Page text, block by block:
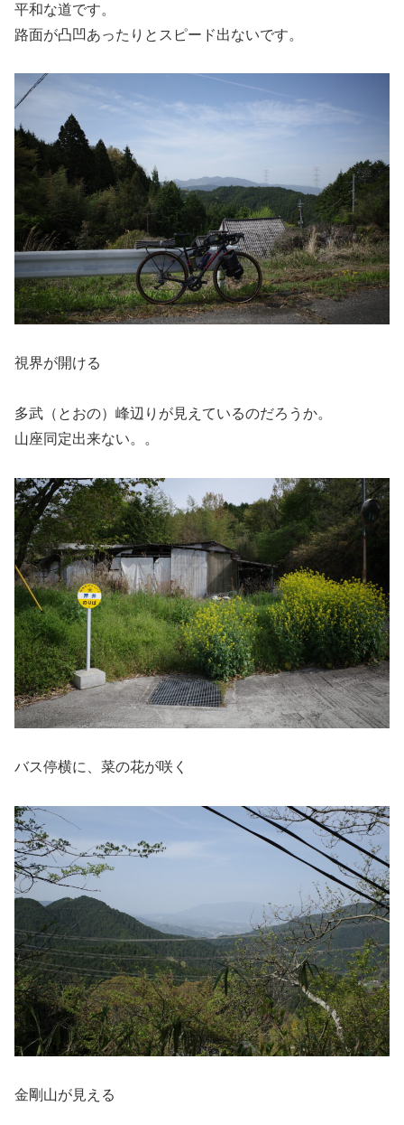
平和な道です。
路面が凸凹あったりとスピード出ないです。
視界が開ける
多武（とおの）峰辺りが見えているのだろうか。
山座同定出来ない。。
バス停横に、菜の花が咲く
金剛山が見える